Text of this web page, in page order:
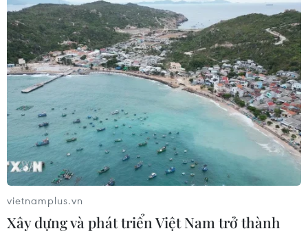
Người và phương tiện vất vả đi qua Quốc lộ 30 đoạn thuộc địa
bàn ấp Gò Da, xã Tân Hồng (tỉnh Đồng Tháp). (Ảnh: Nhựt
An/TTXVN)
vietnamplus.vn
Xây dựng và phát triển Việt Nam trở thành